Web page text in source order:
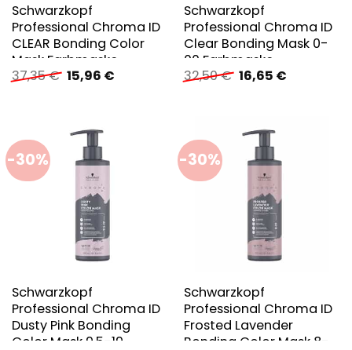
Schwarzkopf
Professional Chroma ID
CLEAR Bonding Color
Mask Farbmaske
37,35€ Ursprünglicher
Preis
15,96 €Aktueller
Schwarzkopf
Professional Chroma ID
Clear Bonding Mask 0-
00 Farbmaske
32,50€ Ursprünglicher
Preis
16,65 €Aktueller
-30%
Schwarzkopf
Professional Chroma ID
Dusty Pink Bonding
Color Mask 9,5-19
-30%
Schwarzkopf
Professional Chroma ID
Frosted Lavender
Bonding Color Mask 8-